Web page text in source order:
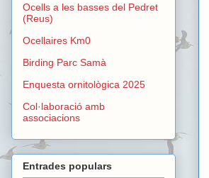
Ocells a les basses del Pedret
(Reus)
Ocellaires Km0
Birding Parc Samà
Enquesta ornitològica 2025
Col·laboració amb
associacions
Entrades populars